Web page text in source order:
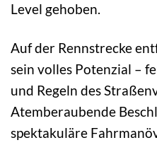
Level gehoben.
Auf der Rennstrecke
sein volles Potenzial –
und Regeln des
Atemberaubende
spektakuläre